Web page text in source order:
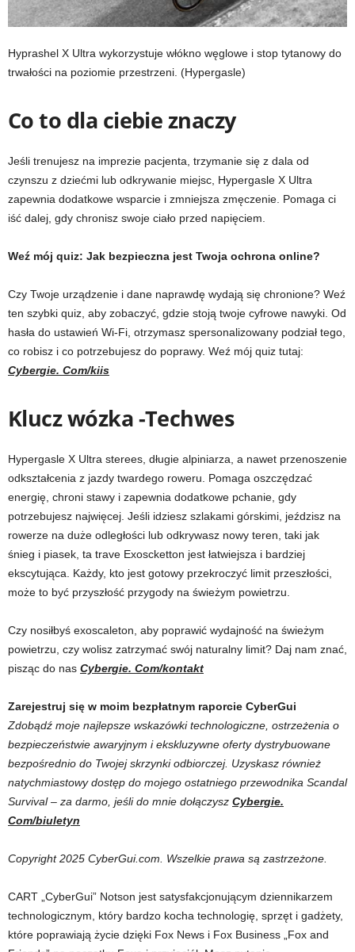
Hyprashel X Ultra wykorzystuje włókno węglowe i stop tytanowy do
trwałości na poziomie przestrzeni. (Hypergasle)
Co to dla ciebie znaczy
Jeśli trenujesz na imprezie pacjenta, trzymanie się z dala od
czynszu z dziećmi lub odkrywanie miejsc, Hypergasle X Ultra
zapewnia dodatkowe wsparcie i zmniejsza zmęczenie. Pomaga ci
iść dalej, gdy chronisz swoje ciało przed napięciem.
Weź mój quiz: Jak bezpieczna jest Twoja ochrona online?
Czy Twoje urządzenie i dane naprawdę wydają się chronione? Weź
ten szybki quiz, aby zobaczyć, gdzie stoją twoje cyfrowe nawyki. Od
hasła do ustawień Wi-Fi, otrzymasz spersonalizowany podział tego,
co robisz i co potrzebujesz do poprawy. Weź mój quiz tutaj:
Cybergie. Com/kiis
Klucz wózka -Techwes
Hypergasle X Ultra sterees, długie alpiniarza, a nawet przenoszenie
odkształcenia z jazdy twardego roweru. Pomaga oszczędzać
energię, chroni stawy i zapewnia dodatkowe pchanie, gdy
potrzebujesz najwięcej. Jeśli idziesz szlakami górskimi, jeździsz na
rowerze na duże odległości lub odkrywasz nowy teren, taki jak
śnieg i piasek, ta trave Exoscketton jest łatwiejsza i bardziej
ekscytująca. Każdy, kto jest gotowy przekroczyć limit przeszłości,
może to być przyszłość przygody na świeżym powietrzu.
Czy nosiłbyś exoscaleton, aby poprawić wydajność na świeżym
powietrzu, czy wolisz zatrzymać swój naturalny limit? Daj nam znać,
pisząc do nas Cybergie. Com/kontakt
Zarejestruj się w moim bezpłatnym raporcie CyberGui
Zdobądź moje najlepsze wskazówki technologiczne, ostrzeżenia o
bezpieczeństwie awaryjnym i ekskluzywne oferty dystrybuowane
bezpośrednio do Twojej skrzynki odbiorczej. Uzyskasz również
natychmiastowy dostęp do mojego ostatniego przewodnika Scandal
Survival – za darmo, jeśli do mnie dołączysz Cybergie.
Com/biuletyn
Copyright 2025 CyberGui.com. Wszelkie prawa są zastrzeżone.
CART „CyberGui” Notson jest satysfakcjonującym dziennikarzem
technologicznym, który bardzo kocha technologię, sprzęt i gadżety,
które poprawiają życie dzięki Fox News i Fox Business „Fox and